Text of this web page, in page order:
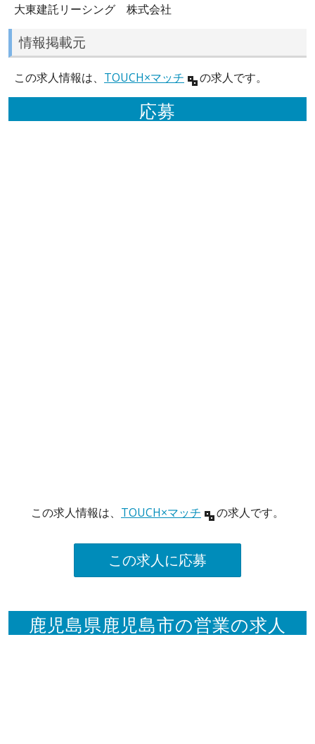
大東建託リーシング 株式会社
情報掲載元
この求人情報は、 TOUCH×マッチ の求人です。
応募
この求人情報は、 TOUCH×マッチ の求人です。
この求人に応募
鹿児島県鹿児島市の営業の求人